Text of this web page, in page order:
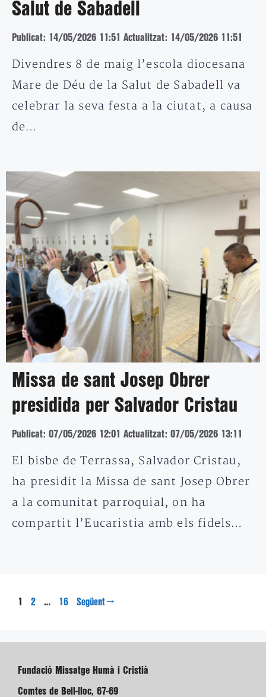
Salut de Sabadell
Publicat: 14/05/2026 11:51 Actualitzat: 14/05/2026 11:51
Divendres 8 de maig l’escola diocesana
Mare de Déu de la Salut de Sabadell va
celebrar la seva festa a la ciutat, a causa
de…
Missa de sant Josep Obrer
presidida per Salvador Cristau
Publicat: 07/05/2026 12:01 Actualitzat: 07/05/2026 13:11
El bisbe de Terrassa, Salvador Cristau,
ha presidit la Missa de sant Josep Obrer
a la comunitat parroquial, on ha
compartit l’Eucaristia amb els fidels…
Pàgina
1 Pàgina
2 … Pàgina
16 Següent →
Fundació Missatge Humà i Cristià
Comtes de Bell-lloc, 67-69